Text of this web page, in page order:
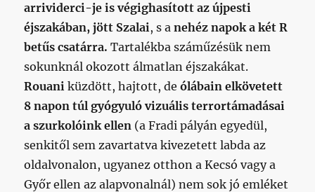
arrividerci-je is végighasított az újpesti
éjszakában, jött Szalai, s anehéz napok a két R
betűs csatárra.Tartalékba száműzésük nem
sokunknál okozott álmatlan éjszakákat.
Rouani küzdött, hajtott, deólábain elkövetett
8 napon túl gyógyuló vizuális terrortámadásai
a szurkolóink ellen (a Fradi pályán egyedül,
senkitől sem zavartatva kivezetett labda az
oldalvonalon, ugyanez otthon a Kecsó vagy a
Győr ellen az alapvonalnál) nem sok jó emléket